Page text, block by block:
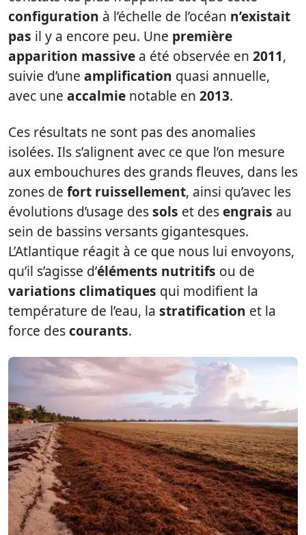
configuration à l’échelle de l’océan n’existait
pas il y a encore peu. Une première
apparition massive a été observée en 2011,
suivie d’une amplification quasi annuelle,
avec une accalmie notable en 2013.
Ces résultats ne sont pas des anomalies
isolées. Ils s’alignent avec ce que l’on mesure
aux embouchures des grands fleuves, dans les
zones de fort ruissellement, ainsi qu’avec les
évolutions d’usage dessols et desengrais au
sein de bassins versants gigantesques.
L’Atlantique réagit à ce que nous lui envoyons,
qu’il s’agisse d’éléments nutritifs ou de
variations climatiques qui modifient la
température de l’eau, la stratification et la
force descourants.